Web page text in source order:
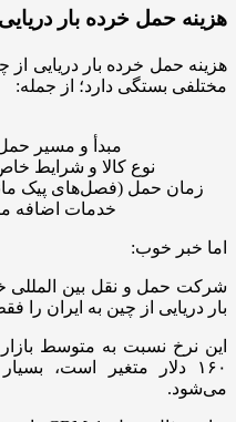
هزینه حمل خرده‌ بار
هزینه‌ حمل خرده بار دریایی
مختلفی بستگی دارد؛ از جمله:
مبدأ و مسیر
نوع کالا و شرایط
زمان حمل (فصل‌های پیک
خدمات اضافه
اما خبر خوب:
بار دریایی از چین به ایران را فقط با ۸۰ دلار انجام
۱۶۰ دلار متغیر است،
می‌شود.